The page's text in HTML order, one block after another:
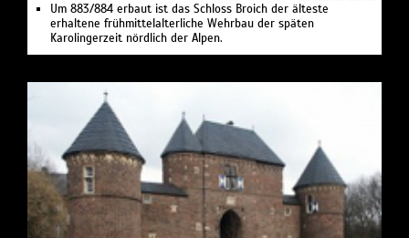
Um 883/884 erbaut ist das Schloss Broich der älteste
erhaltene frühmittelalterliche Wehrbau der späten
Karolingerzeit nördlich der Alpen.